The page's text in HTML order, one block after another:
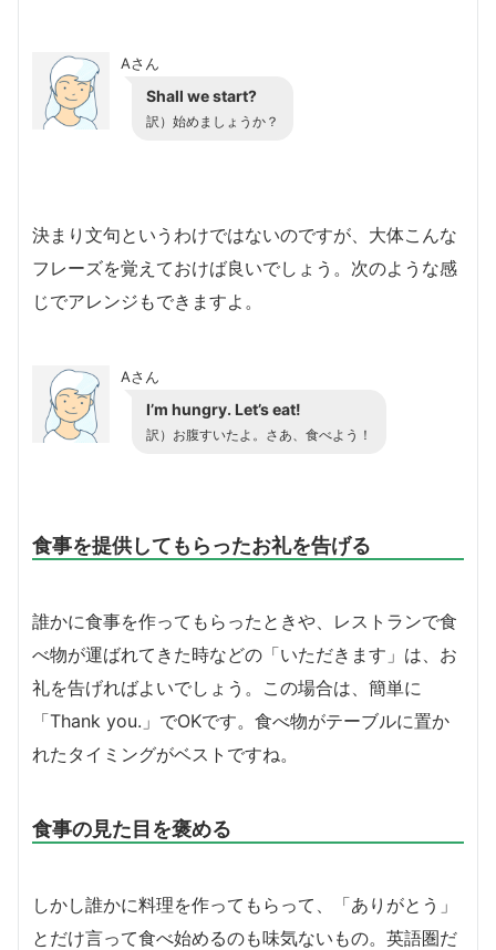
Aさん
Shall we start?
訳）始めましょうか？
決まり文句というわけではないのですが、大体こんな
フレーズを覚えておけば良いでしょう。次のような感
じでアレンジもできますよ。
Aさん
I’m hungry. Let’s eat!
訳）お腹すいたよ。さあ、食べよう！
食事を提供してもらったお礼を告げる
誰かに食事を作ってもらったときや、レストランで食
べ物が運ばれてきた時などの「いただきます」は、お
礼を告げればよいでしょう。この場合は、簡単に
「Thank you.」でOKです。食べ物がテーブルに置か
れたタイミングがベストですね。
食事の見た目を褒める
しかし誰かに料理を作ってもらって、「ありがとう」
とだけ言って食べ始めるのも味気ないもの。英語圏だ